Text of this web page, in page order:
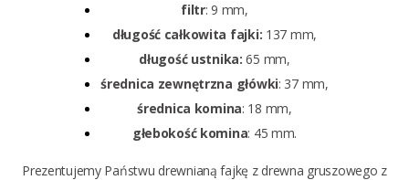
filtr: 9 mm,
długość całkowita fajki: 137 mm,
długość ustnika: 65 mm,
średnica zewnętrzna główki: 37 mm,
średnica komina: 18 mm,
głebokość komina: 45 mm.
Prezentujemy Państwu drewnianą fajkę z drewna gruszowego z